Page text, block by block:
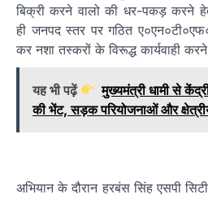
बिक्री करने वालो की धर-पकड़ करने
ही जनपद स्तर पर गठित
कर नशा तस्करों के विरूद्ध कार्यवाही
यह भी पढ़ें
मुख्यमंत्री धामी से
की भेंट, सड़क परियोजनाओं और
अभियान के दौरान हरबंस सिंह एसपी